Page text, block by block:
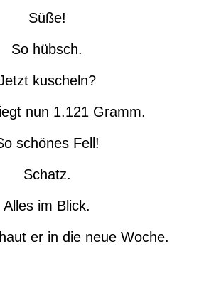
Süße!
So hübsch.
kuscheln?
nun 1.121 Gramm.
schönes Fell!
Schatz.
Alles im Blick.
er in die neue Woche.